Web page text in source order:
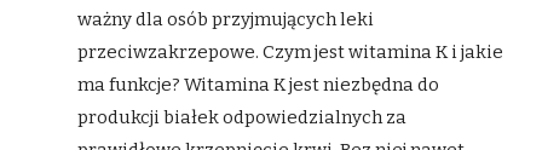
lekami
ważny dla osób przyjmujących leki
przeciwzakrzepowe. Czym jest witamina K i jakie
ma funkcje? Witamina K jest niezbędna do
produkcji białek odpowiedzialnych za